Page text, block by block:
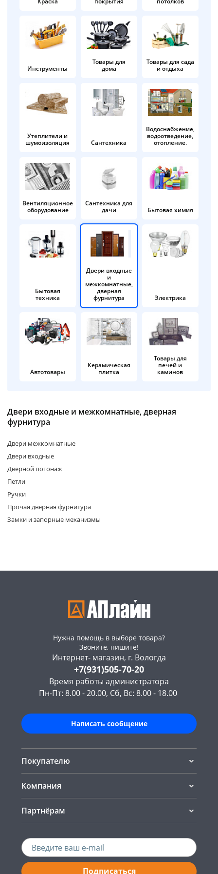
Инструменты
Товары для
дома
Товары для сада
и отдыха
Утеплители и
шумоизоляция
Сантехника
Водоснабжение,
водоотведение,
отопление.
Вентиляционное
оборудование
Сантехника для
дачи
Бытовая химия
Бытовая
техника
Двери входные
и
межкомнатные,
дверная
фурнитура
Электрика
Автотовары
Керамическая
плитка
Товары для
печей и
каминов
Двери входные и межкомнатные, дверная
фурнитура
Двери межкомнатные
Двери входные
Дверной погонаж
Петли
Ручки
Прочая дверная фурнитура
Замки и запорные механизмы
Нужна помощь в выборе товара?
Звоните, пишите!
Интернет- магазин, г. Вологда
+7(931)505-70-20
Время работы администратора
Пн-Пт: 8.00 - 20.00, Сб, Вс: 8.00 - 18.00
Написать сообщение
Покупателю
Компания
Партнёрам
Подписаться
в корзину
Оплачивайте сегодня только
25% картой любого банка
Получайте товар
выбранный способом
Оставшиеся
% будут
по25%каждые 2 недели
Подробнее
об оплате Плайтом
раз в 2
недели
Остались вопросы?
8 800 302-02-51
plait.ru